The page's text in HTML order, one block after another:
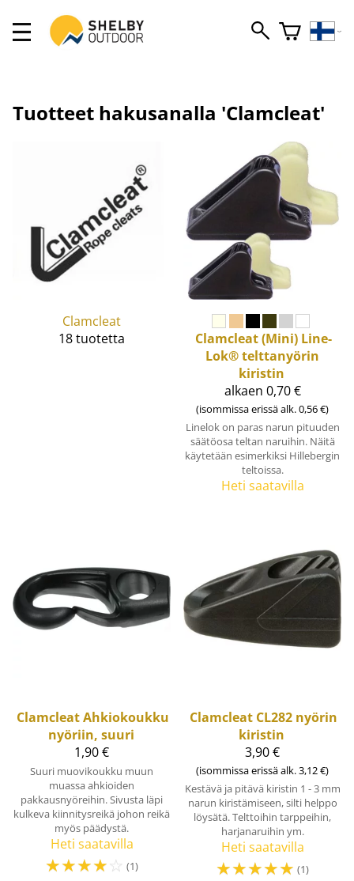
Tuotteet hakusanalla 'Clamcleat'
Clamcleat
18 tuotetta
Clamcleat (Mini) Line-
Lok® telttanyörin
kiristin
alkaen 0,70 €
(isommissa erissä alk. 0,56 €)
Linelok on paras narun pituuden
säätöosa teltan naruihin. Näitä
käytetään esimerkiksi Hillebergin
teltoissa.
Heti saatavilla
Clamcleat Ahkiokoukku
nyöriin, suuri
1,90 €
Suuri muovikoukku muun
muassa ahkioiden
pakkausnyöreihin. Sivusta läpi
kulkeva kiinnitysreikä johon reikä
myös päädystä.
Heti saatavilla
☆☆☆☆☆ (1)
Clamcleat CL282 nyörin
kiristin
3,90 €
(isommissa erissä alk. 3,12 €)
Kestävä ja pitävä kiristin 1 - 3 mm
narun kiristämiseen, silti helppo
löysätä. Telttoihin tarppeihin,
harjanaruihin ym.
Heti saatavilla
☆☆☆☆☆ (1)